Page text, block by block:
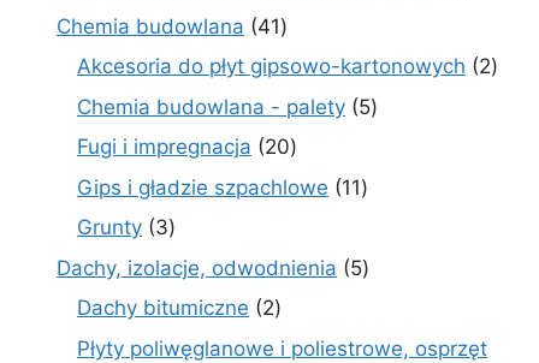
Chemia budowlana 4141
produktów
Akcesoria do płyt gipsowo-kartonowych 22
Chemia budowlana - palety 55
Fugi i impregnacja 2020
produktów
Gips i gładzie szpachlowe 1111
Grunty 33
produkty
Dachy, izolacje, odwodnienia 55
Dachy bitumiczne 22
produkty
Płyty poliwęglanowe i poliestrowe, osprzęt